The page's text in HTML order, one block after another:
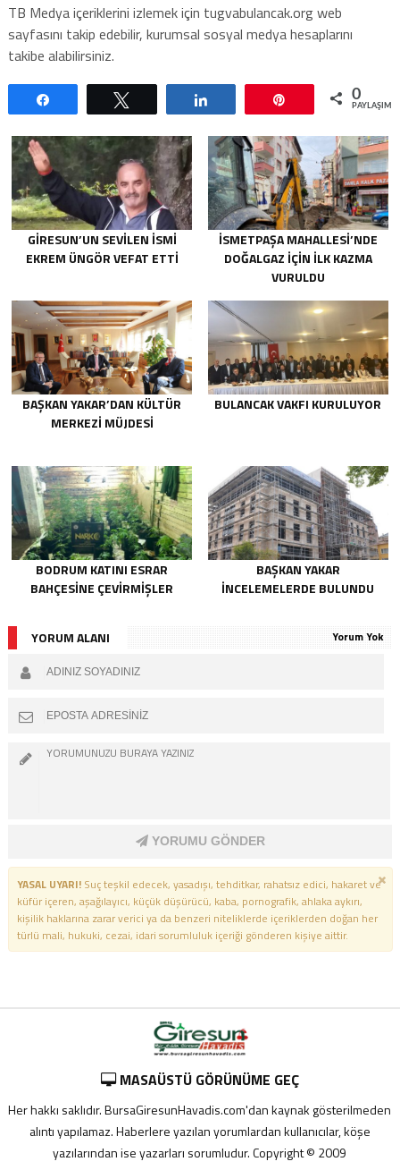
TB Medya içeriklerini izlemek için tugvabulancak.org web
sayfasını takip edebilir, kurumsal sosyal medya hesaplarını
takibe alabilirsiniz.
0
GIRESUN’UN SEVILEN İSMI
EKREM ÜNGÖR VEFAT ETTI
İSMETPAŞA MAHALLESI’NDE
DOĞALGAZ IÇIN ILK KAZMA
VURULDU
BAŞKAN YAKAR’DAN KÜLTÜR
MERKEZI MÜJDESI
BULANCAK VAKFI KURULUYOR
BODRUM KATINI ESRAR
BAHÇESINE ÇEVIRMIŞLER
BAŞKAN YAKAR
INCELEMELERDE BULUNDU
YORUM ALANI Yorum Yok
YORUMU GÖNDER
YASAL UYARI!Suç teşkil edecek, yasadışı, tehditkar, rahatsız edici, hakaret ve
küfür içeren, aşağılayıcı, küçük düşürücü, kaba, pornografik, ahlaka aykırı,
kişilik haklarına zarar verici ya da benzeri niteliklerde içeriklerden doğan her
türlü mali, hukuki, cezai, idari sorumluluk içeriği gönderen kişiye aittir.
MASAÜSTÜ GÖRÜNÜME GEÇ
Her hakkı saklıdır. BursaGiresunHavadis.com'dan kaynak gösterilmeden
alıntı yapılamaz. Haberlere yazılan yorumlardan kullanıcılar, köşe
yazılarından ise yazarları sorumludur. Copyright © 2009